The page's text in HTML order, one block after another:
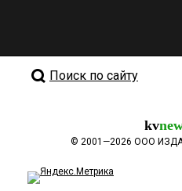
Поиск по сайту
kv
© 2001—2026 ООО